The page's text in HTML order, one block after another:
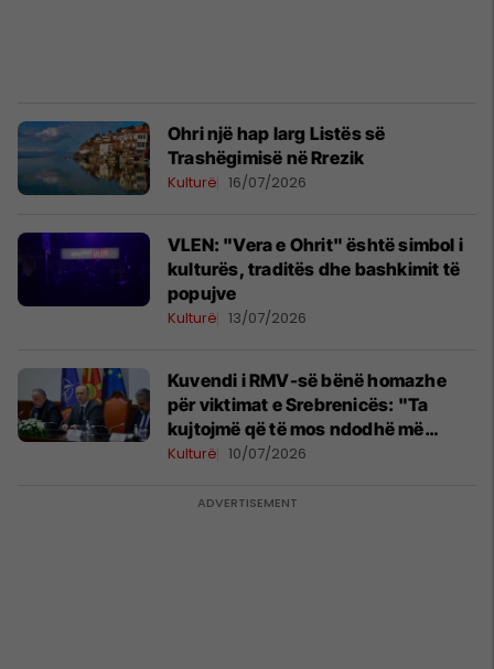
Ohri një hap larg Listës së
Trashëgimisë në Rrezik
Kulturë 16/07/2026
VLEN: "Vera e Ohrit" është simbol i
kulturës, traditës dhe bashkimit të
popujve
Kulturë 13/07/2026
Kuvendi i RMV-së bënë homazhe
për viktimat e Srebrenicës: "Ta
kujtojmë që të mos ndodhë më
kurrë"
Kulturë 10/07/2026